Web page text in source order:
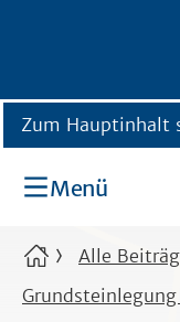
Zum Hauptinhalt
Menü
Alle